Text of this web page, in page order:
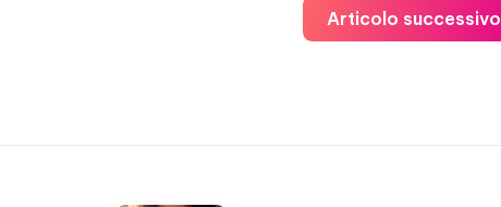
Articolo successivo